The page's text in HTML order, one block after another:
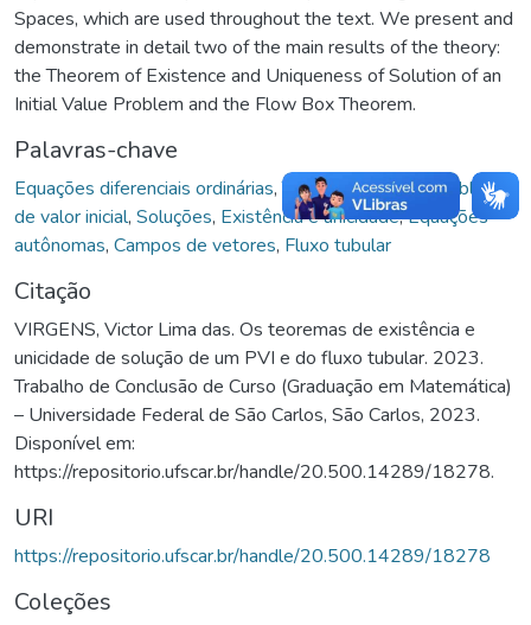
Spaces, which are used throughout the text. We present and
demonstrate in detail two of the main results of the theory:
the Theorem of Existence and Uniqueness of Solution of an
Initial Value Problem and the Flow Box Theorem.
Palavras-chave
Equações diferenciais ordinárias,Teoria qualitativa,Problema
de valor inicial, Soluções, Existência e unicidade,Equações
autônomas, Campos de vetores, Fluxo tubular
Citação
VIRGENS, Victor Lima das. Os teoremas de existência e
unicidade de solução de um PVI e do fluxo tubular. 2023.
Trabalho de Conclusão de Curso (Graduação em Matemática)
– Universidade Federal de São Carlos, São Carlos, 2023.
Disponível em:
https://repositorio.ufscar.br/handle/20.500.14289/18278.
URI
https://repositorio.ufscar.br/handle/20.500.14289/18278
Coleções